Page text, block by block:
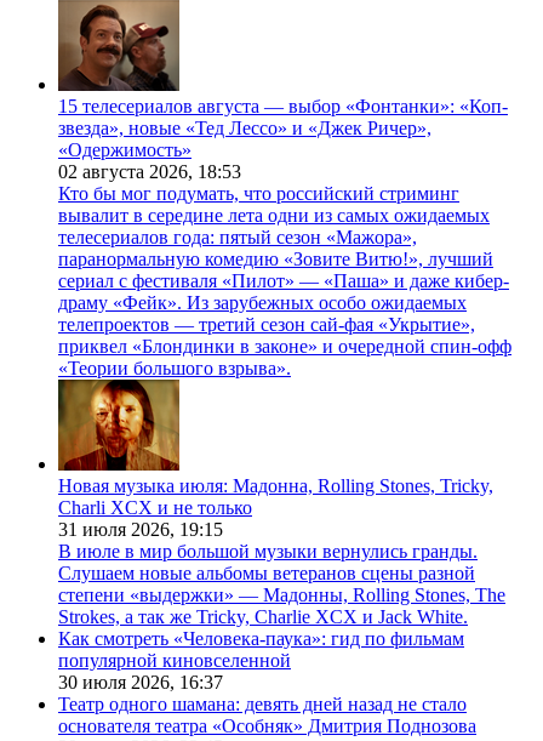
15 телесериалов августа — выбор «Фонтанки»: «Коп-
звезда», новые «Тед Лессо» и «Джек Ричер»,
«Одержимость»
02 августа 2026, 18:53
Кто бы мог подумать, что российский стриминг
вывалит в середине лета одни из самых ожидаемых
телесериалов года: пятый сезон «Мажора»,
паранормальную комедию «Зовите Витю!», лучший
сериал с фестиваля «Пилот» — «Паша» и даже кибер-
драму «Фейк». Из зарубежных особо ожидаемых
телепроектов — третий сезон сай-фая «Укрытие»,
приквел «Блондинки в законе» и очередной спин-офф
«Теории большого взрыва».
Новая музыка июля: Мадонна, Rolling Stones, Tricky,
Charli XCX и не только
31 июля 2026, 19:15
В июле в мир большой музыки вернулись гранды.
Слушаем новые альбомы ветеранов сцены разной
степени «выдержки» — Мадонны, Rolling Stones, The
Strokes, а так же Tricky, Charlie XCX и Jack White.
Как смотреть «Человека-паука»: гид по фильмам
популярной киновселенной
30 июля 2026, 16:37
Театр одного шамана: девять дней назад не стало
основателя театра «Особняк» Дмитрия Поднозова